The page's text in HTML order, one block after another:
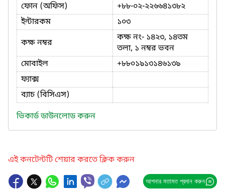
ফোন (অফিস)
+৮৮-০২-২২৬৬৪১৩৮২
ইন্টারকম
১০৩
কক্ষ নম্বর
কক্ষ নং- ১৪২৩, ১৪তম
তলা, ১ নম্বর ভবন
মোবাইল
+৮৮০১৯১৩১৪৬১৩৯
ফ্যাক্স
ব্যাচ (বিসিএস)
ভিকার্ড ডাউনলোড করুন
এই কনটেন্টটি শেয়ার করতে ক্লিক করুন
আপনার মতামত প্রদান করুন